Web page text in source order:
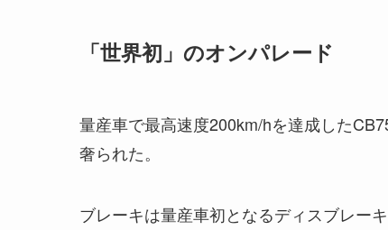
「世界初」のオンパレード
量産車で最高速度200km/hを達成した
奢られた。
ブレーキは量産車初となるディスブレーキ